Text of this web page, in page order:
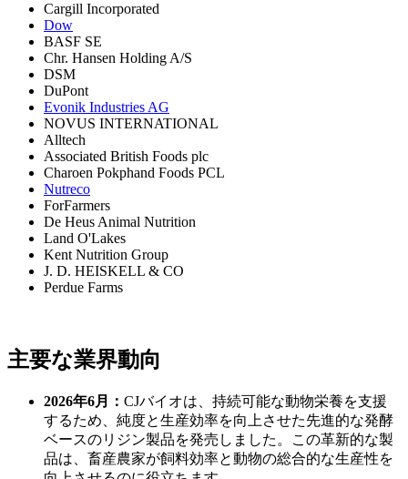
Cargill Incorporated
Dow
BASF SE
Chr. Hansen Holding A/S
DSM
DuPont
Evonik Industries AG
NOVUS INTERNATIONAL
Alltech
Associated British Foods plc
Charoen Pokphand Foods PCL
Nutreco
ForFarmers
De Heus Animal Nutrition
Land O'Lakes
Kent Nutrition Group
J. D. HEISKELL & CO
Perdue Farms
主要な業界動向
2026年6月： CJバイオは、持続可能な動物栄養を支援
するため、純度と生産効率を向上させた先進的な発酵
ベースのリジン製品を発売しました。この革新的な製
品は、畜産農家が飼料効率と動物の総合的な生産性を